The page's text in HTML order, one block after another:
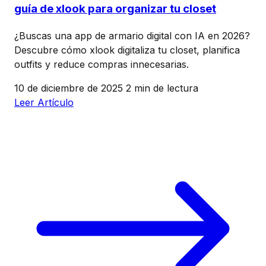
guía de xlook para organizar tu closet
¿Buscas una app de armario digital con IA en 2026?
Descubre cómo xlook digitaliza tu closet, planifica
outfits y reduce compras innecesarias.
10 de diciembre de 2025 2 min de lectura
Leer Artículo